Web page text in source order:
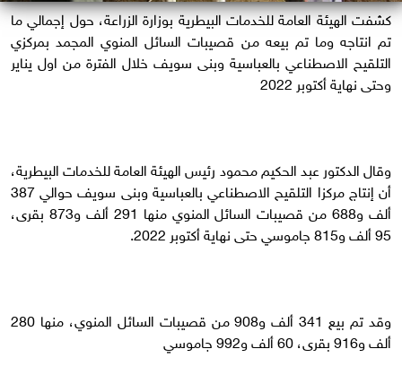
كشفت الهيئة العامة للخدمات البيطرية بوزارة الزراعة، حول إجمالي ما
تم انتاجه وما تم بيعه من قصيبات السائل المنوي المجمد بمركزي
التلقيح الاصطناعي بالعباسية وبنى سويف خلال الفترة من اول يناير
وحتى نهاية أكتوبر 2022
وقال الدكتور عبد الحكيم محمود رئيس الهيئة العامة للخدمات البيطرية،
أن إنتاج مركزا التلقيح الاصطناعي بالعباسية وبنى سويف حوالي 387
ألف و688 من قصيبات السائل المنوي منها 291 ألف و873 بقرى،
95 ألف و815 جاموسي حتى نهاية أكتوبر 2022.
وقد تم بيع 341 ألف و908 من قصيبات السائل المنوي، منها 280
ألف و916 بقرى، 60 ألف و992 جاموسي